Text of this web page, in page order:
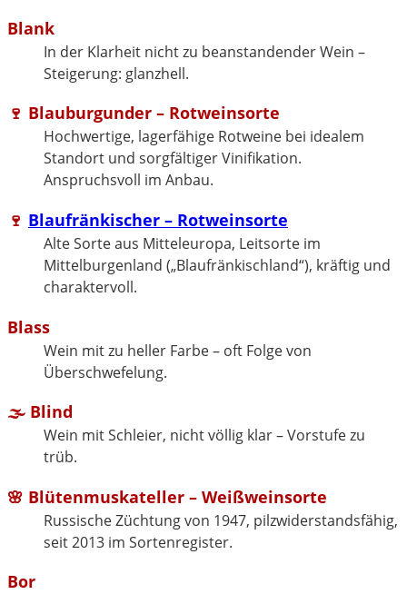
Blank
In der Klarheit nicht zu beanstandender Wein –
Steigerung: glanzhell.
🍷 Blauburgunder – Rotweinsorte
Hochwertige, lagerfähige Rotweine bei idealem
Standort und sorgfältiger Vinifikation.
Anspruchsvoll im Anbau.
🍷 Blaufränkischer – Rotweinsorte
Alte Sorte aus Mitteleuropa, Leitsorte im
Mittelburgenland („Blaufränkischland“), kräftig und
charaktervoll.
Blass
Wein mit zu heller Farbe – oft Folge von
Überschwefelung.
🌫️ Blind
Wein mit Schleier, nicht völlig klar – Vorstufe zu
trüb.
🌸 Blütenmuskateller – Weißweinsorte
Russische Züchtung von 1947, pilzwiderstandsfähig,
seit 2013 im Sortenregister.
Bor